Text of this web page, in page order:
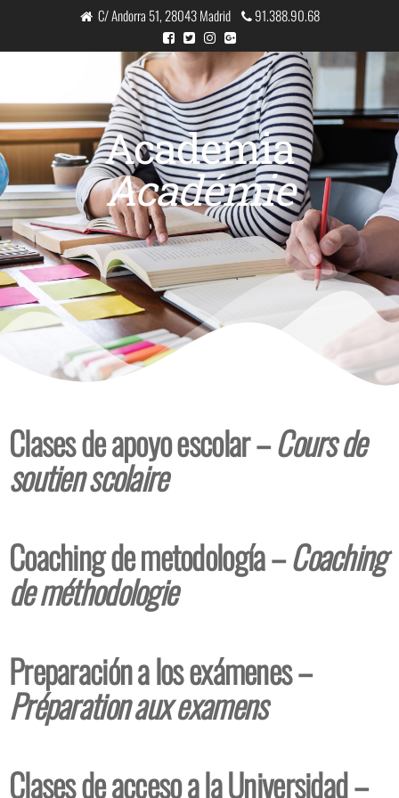
C/ Andorra 51, 28043 Madrid 91.388.90.68
Academia
Académie
Clases de apoyo escolar –Cours de
soutien scolaire
Coaching de metodología –Coaching
de méthodologie
Preparación a los exámenes –
Préparation aux examens
Clases de acceso a la Universidad –